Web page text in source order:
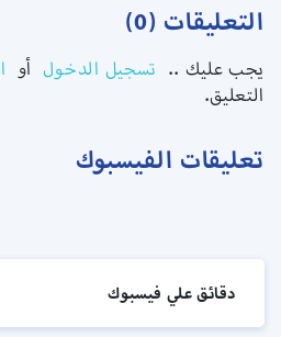
التعليقات (0)
يجب عليك .. تسجيل الدخول أو
التعليق.
تعليقات الفيسبوك
دقائق علي فيسبوك